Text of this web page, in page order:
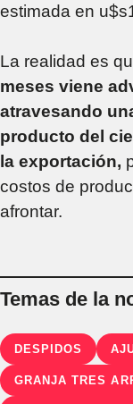
estimada en
La realidad es
meses viene
atravesando
producto del
la exportación,
costos de
afrontar.
Temas de la
DESPIDOS
GRANJA TRES